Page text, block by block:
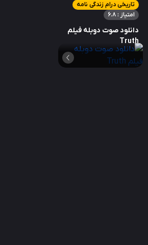
تاریخی درام زندگی نامه
امتیاز : 6.8
دانلود صوت دوبله فیلم
Truth